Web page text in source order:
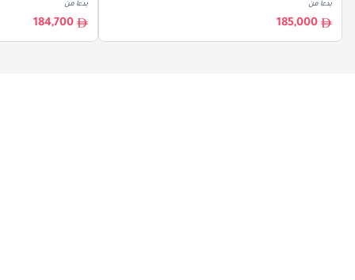
بدءا من
185,000
بدءا من
184,700